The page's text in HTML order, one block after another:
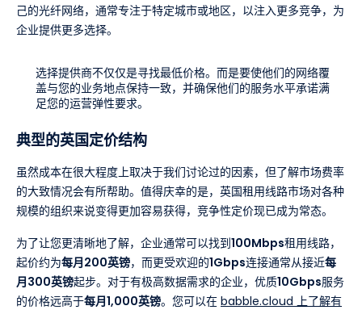
己的光纤网络，通常专注于特定城市或地区，以注入更多竞争，为
企业提供更多选择。
选择提供商不仅仅是寻找最低价格。而是要使他们的网络覆
盖与您的业务地点保持一致，并确保他们的服务水平承诺满
足您的运营弹性要求。
典型的英国定价结构
虽然成本在很大程度上取决于我们讨论过的因素，但了解市场费率
的大致情况会有所帮助。值得庆幸的是，英国租用线路市场对各种
规模的组织来说变得更加容易获得，竞争性定价现已成为常态。
为了让您更清晰地了解，企业通常可以找到100Mbps租用线路，
起价约为每月200英镑，而更受欢迎的1Gbps连接通常从接近每
月300英镑起步。对于有极高数据需求的企业，优质10Gbps服务
的价格远高于每月1,000英镑。您可以在 babble.cloud 上了解有